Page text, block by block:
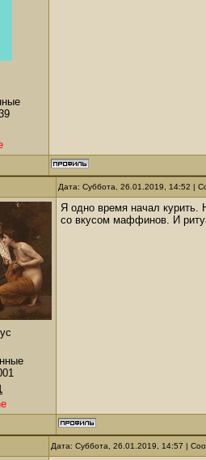
Дата: Суббота, 26.01.2019, 14:52 |
Я одно время начал
со вкусом маффинов. И
Дата: Суббота, 26.01.2019, 14:57 |